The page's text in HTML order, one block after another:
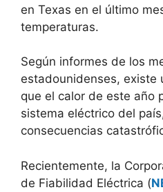
en Texas en el último
temperaturas.
Según informes de los
estadounidenses, existe
que el calor de este año
sistema eléctrico del
consecuencias
Recientemente, la
de Fiabilidad Eléctrica (